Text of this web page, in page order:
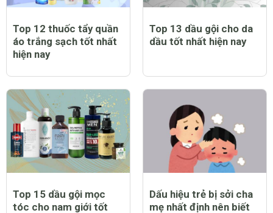
Top 12 thuốc tẩy quần
áo trắng sạch tốt nhất
hiện nay
Top 13 dầu gội cho da
dầu tốt nhất hiện nay
Top 15 dầu gội mọc
tóc cho nam giới tốt
Dấu hiệu trẻ bị sởi cha
mẹ nhất định nên biết